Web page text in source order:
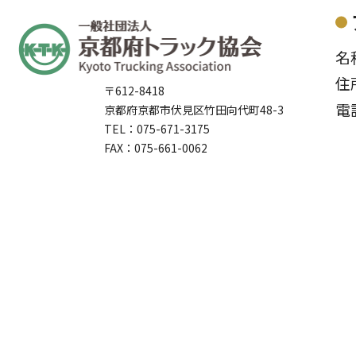
〒612-8418
京都府京都市伏見区竹田向代町48-3
TEL：075-671-3175
FAX：075-661-0062
名
住